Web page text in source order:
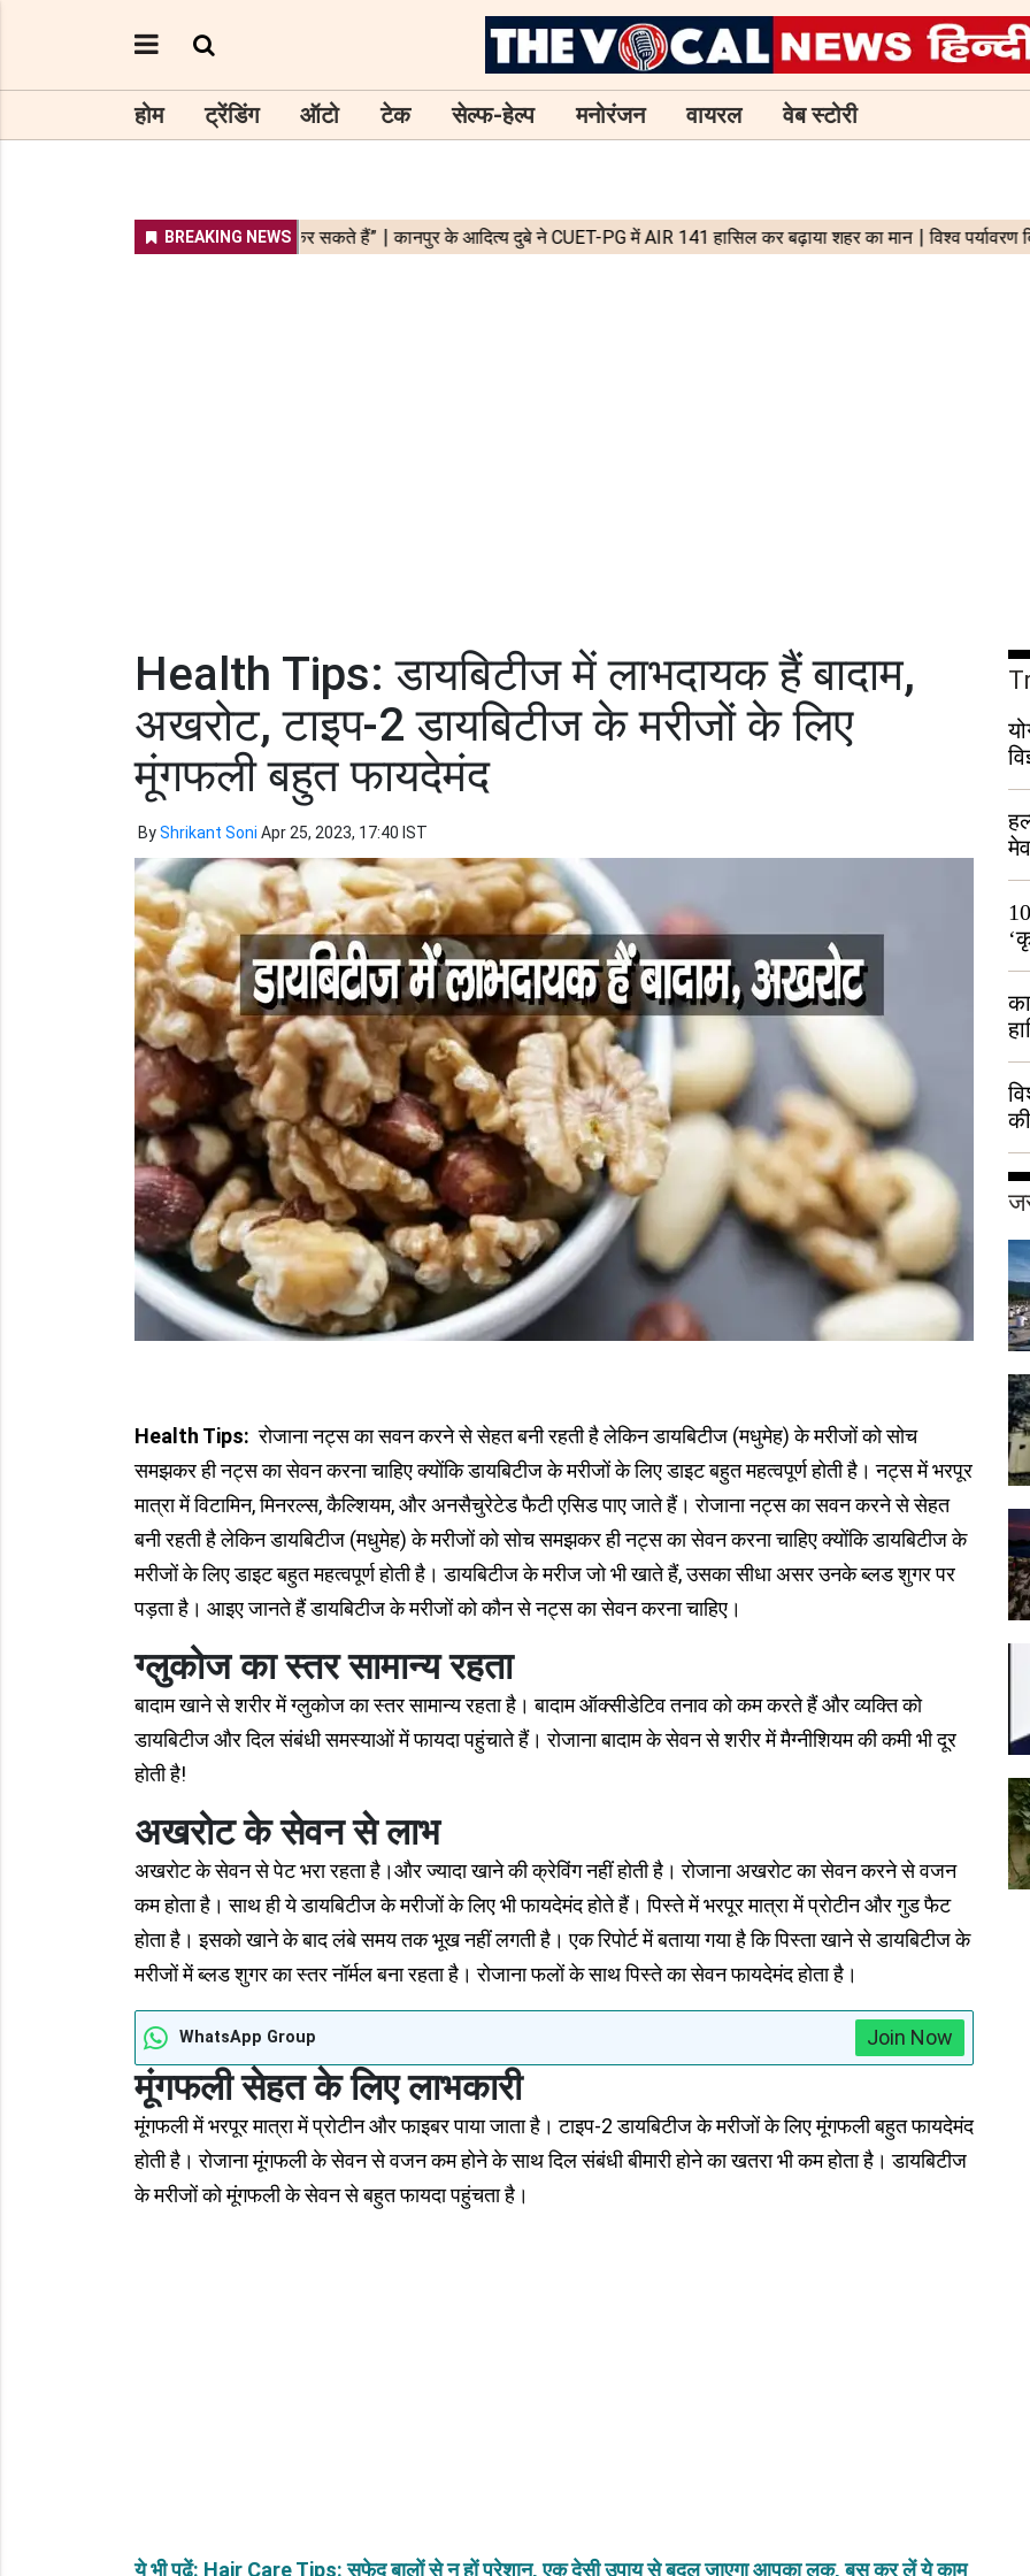
होम ट्रेंडिंग ऑटो टेक सेल्फ-हेल्प मनोरंजन वायरल वेब स्टोरी
Health Tips: डायबिटीज में लाभदायक हैं बादाम,
अखरोट, टाइप-2 डायबिटीज के मरीजों के लिए
मूंगफली बहुत फायदेमंद
ByShrikant Soni Apr 25, 2023, 17:40 IST
Health Tips: रोजाना नट्स का सवन करने से सेहत बनी रहती है लेकिन डायबिटीज (मधुमेह) के मरीजों को सोच
समझकर ही नट्स का सेवन करना चाहिए क्योंकि डायबिटीज के मरीजों के लिए डाइट बहुत महत्वपूर्ण होती है। नट्स में भरपूर
मात्रा में विटामिन, मिनरल्स, कैल्शियम, और अनसैचुरेटेड फैटी एसिड पाए जाते हैं। रोजाना नट्स का सवन करने से सेहत
बनी रहती है लेकिन डायबिटीज (मधुमेह) के मरीजों को सोच समझकर ही नट्स का सेवन करना चाहिए क्योंकि डायबिटीज के
मरीजों के लिए डाइट बहुत महत्वपूर्ण होती है। डायबिटीज के मरीज जो भी खाते हैं, उसका सीधा असर उनके ब्लड शुगर पर
पड़ता है। आइए जानते हैं डायबिटीज के मरीजों को कौन से नट्स का सेवन करना चाहिए।
ग्लुकोज का स्तर सामान्य रहता
बादाम खाने से शरीर में ग्लुकोज का स्तर सामान्य रहता है। बादाम ऑक्सीडेटिव तनाव को कम करते हैं और व्यक्ति को
डायबिटीज और दिल संबंधी समस्याओं में फायदा पहुंचाते हैं। रोजाना बादाम के सेवन से शरीर में मैग्नीशियम की कमी भी दूर
होती है!
अखरोट के सेवन से लाभ
अखरोट के सेवन से पेट भरा रहता है।और ज्यादा खाने की क्रेविंग नहीं होती है। रोजाना अखरोट का सेवन करने से वजन
कम होता है। साथ ही ये डायबिटीज के मरीजों के लिए भी फायदेमंद होते हैं। पिस्ते में भरपूर मात्रा में प्रोटीन और गुड फैट
होता है। इसको खाने के बाद लंबे समय तक भूख नहीं लगती है। एक रिपोर्ट में बताया गया है कि पिस्ता खाने से डायबिटीज के
मरीजों में ब्लड शुगर का स्तर नॉर्मल बना रहता है। रोजाना फलों के साथ पिस्ते का सेवन फायदेमंद होता है।
WhatsApp Group Join Now
मूंगफली सेहत के लिए लाभकारी
मूंगफली में भरपूर मात्रा में प्रोटीन और फाइबर पाया जाता है। टाइप-2 डायबिटीज के मरीजों के लिए मूंगफली बहुत फायदेमंद
होती है। रोजाना मूंगफली के सेवन से वजन कम होने के साथ दिल संबंधी बीमारी होने का खतरा भी कम होता है। डायबिटीज
के मरीजों को मूंगफली के सेवन से बहुत फायदा पहुंचता है।
ये भी पढ़ें: Hair Care Tips: सफेद बालों से न हों परेशान, एक देसी उपाय से बदल जाएगा आपका लुक, बस कर लें ये काम
हुई